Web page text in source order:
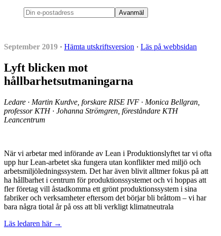
Avanmäl
September 2019 · Hämta utskriftsversion · Läs på webbsidan
Lyft blicken mot
hållbarhetsutmaningarna
Ledare · Martin Kurdve, forskare RISE IVF · Monica Bellgran,
professor KTH · Johanna Strömgren, föreståndare KTH
Leancentrum
När vi arbetar med införande av Lean i Produktionslyftet tar vi ofta
upp hur Lean-arbetet ska fungera utan konflikter med miljö och
arbetsmiljöledningssystem. Det har även blivit alltmer fokus på att
ha hållbarhet i centrum för produktionssystemet och vi hoppas att
fler företag vill åstadkomma ett grönt produktionssystem i sina
fabriker och verksamheter eftersom det börjar bli bråttom – vi har
bara några tiotal år på oss att bli verkligt klimatneutrala
Läs ledaren här →